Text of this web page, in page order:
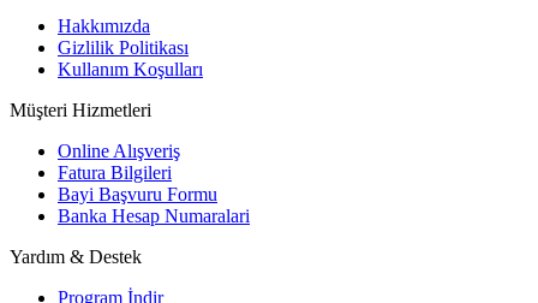
Hakkımızda
Gizlilik Politikası
Kullanım Koşulları
Müşteri Hizmetleri
Online Alışveriş
Fatura Bilgileri
Bayi Başvuru Formu
Banka Hesap Numaralari
Yardım & Destek
Program İndir